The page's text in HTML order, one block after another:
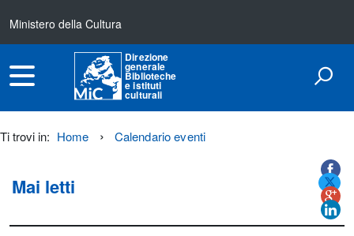
Ministero della Cultura
Direzione
generale
Biblioteche
e istituti
culturali
Ti trovi in: Home Calendario eventi
Mai letti